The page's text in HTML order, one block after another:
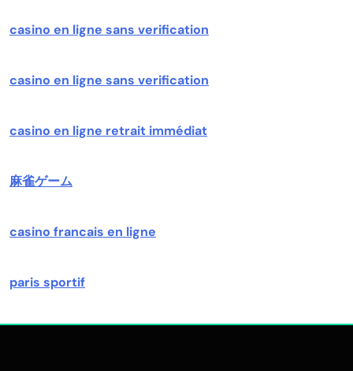
casino en ligne sans verification
casino en ligne sans verification
casino en ligne retrait immédiat
麻雀ゲーム
casino francais en ligne
paris sportif